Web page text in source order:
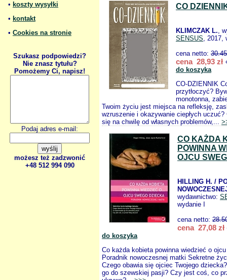
• koszty wysyłki
• kontakt
• Cookies na stronie
Szukasz podpowiedzi?
Nie znasz tytułu?
Pomożemy Ci, napisz!
Podaj adres e-mail:
możesz też zadzwonić
+48 512 994 090
CO
KLIMCZAK L.,
SENSUS, 2017,
cena netto: 30.45
cena 28,93 zł
do koszyka
CO-DZIENNIK
przytłoczyć?
monotonna,
Twoim życiu jest miejsca na refleksję,
wzruszenie i okazywanie ciepłych uczuć?
się na chwilę od własnych problemów,...
CO KAŻDA
POWINNA
OJCU
HILLING H. /
wydawnictwo:
wydanie I
cena netto:
cena 27,08 zł
do koszyka
Co każda kobieta powinna wiedzieć o
Poradnik nowoczesnej matki Sekretne
Czego obawia się ojciec Twojego
go do szewskiej pasji? Czy jest coś, co